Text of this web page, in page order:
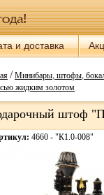
и доставка
/Минибары, штофы,
жидким золотом
штоф
4660 - "К1.0-008"